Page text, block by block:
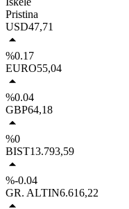
Pristina
USD47,71
%0.17
EURO55,04
%0.04
GBP64,18
%0
BIST13.793,59
%-0.04
GR. ALTIN6.616,22